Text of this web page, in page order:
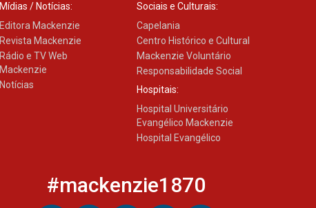
inovação e desafios da
educação superior
04.08.2026
Mídias / Notícias:
Editora Mackenzie
Revista Mackenzie
Rádio e TV Web
Mackenzie
Notícias
Sociais e Culturais:
Capelania
Centro Histórico e Cultural
Mackenzie Voluntário
Responsabilidade Social
Hospitais:
Hospital Universitário
Evangélico Mackenzie
Hospital Evangélico
#mackenzie1870